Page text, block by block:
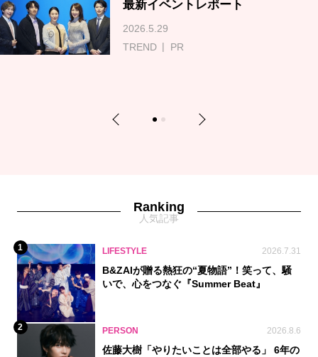
最新イベントレポート
2026.5.29
TREND
PR
Previous 1 2 Next
Ranking
人気記事
1 LIFESTYLE 2026.7.31
B&ZAIが贈る熱狂の“夏物語”！笑って、騒
いで、心をつなぐ『Summer Beat』
2 PERSON 2026.8.6
佐藤大樹「やりたいことは全部やる」 6年の